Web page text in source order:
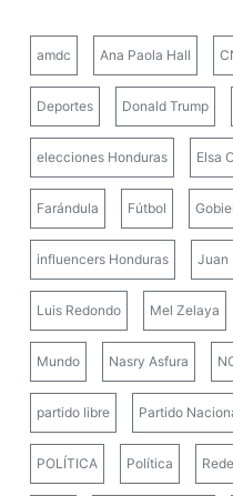
amdc Ana Paola Hall
Deportes Donald Trump
elecciones Honduras Elsa
Farándula Fútbol
influencers Honduras Juan
Luis Redondo Mel Zelaya
Mundo Nasry Asfura
partido libre Partido
POLÍTICA Política